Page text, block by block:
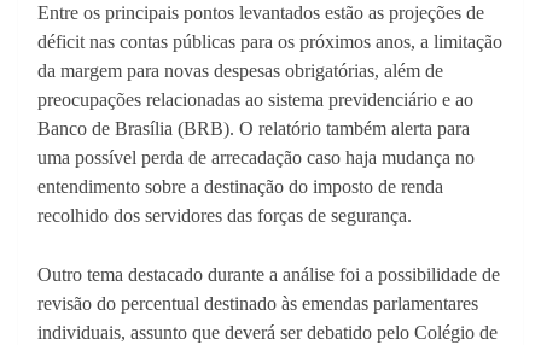
Entre os principais pontos levantados estão as projeções de
déficit nas contas públicas para os próximos anos, a limitação
da margem para novas despesas obrigatórias, além de
preocupações relacionadas ao sistema previdenciário e ao
Banco de Brasília (BRB). O relatório também alerta para
uma possível perda de arrecadação caso haja mudança no
entendimento sobre a destinação do imposto de renda
recolhido dos servidores das forças de segurança.
Outro tema destacado durante a análise foi a possibilidade de
revisão do percentual destinado às emendas parlamentares
individuais, assunto que deverá ser debatido pelo Colégio de